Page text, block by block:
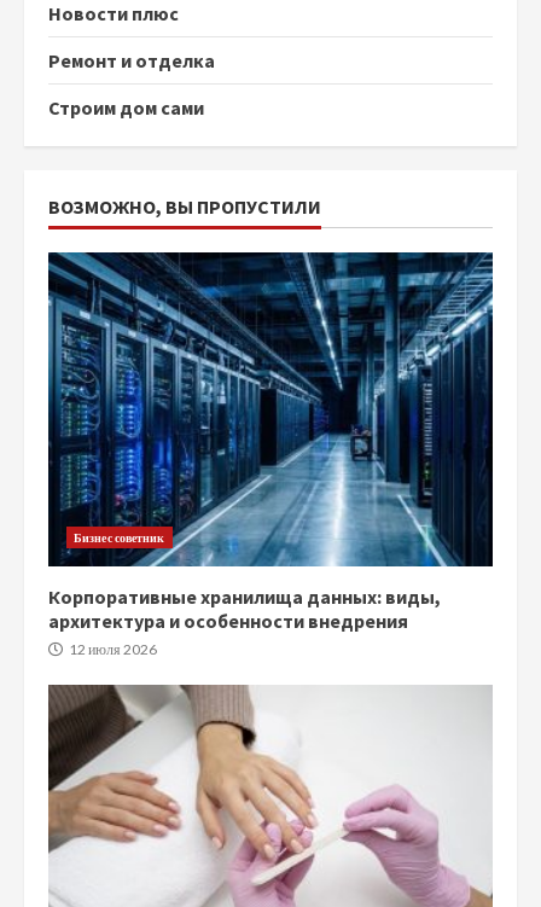
Новости плюс
Ремонт и отделка
Строим дом сами
ВОЗМОЖНО, ВЫ ПРОПУСТИЛИ
Бизнес советник
Корпоративные хранилища данных: виды,
архитектура и особенности внедрения
12 июля 2026